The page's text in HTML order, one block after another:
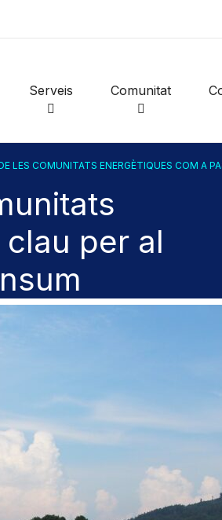
Serveis Comunitat
LES COMUNITATS ENERGÈTIQUES COM A
per al